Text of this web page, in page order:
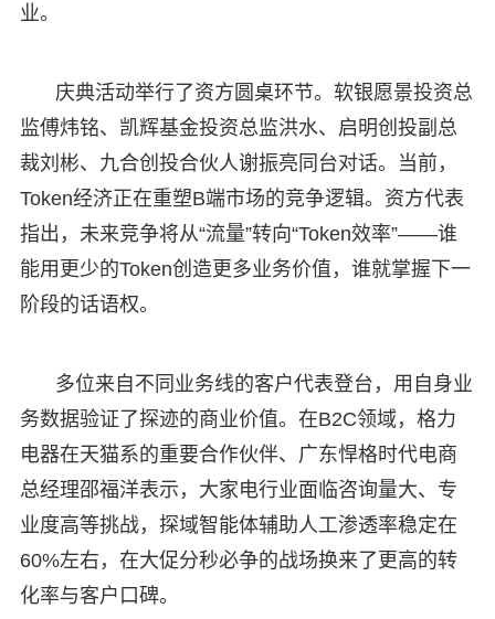
业。
庆典活动举行了资方圆桌环节。软银愿景投资总
监傅炜铭、凯辉基金投资总监洪水、启明创投副总
裁刘彬、九合创投合伙人谢振亮同台对话。当前，
Token经济正在重塑B端市场的竞争逻辑。资方代表
指出，未来竞争将从“流量”转向“Token效率”——谁
能用更少的Token创造更多业务价值，谁就掌握下一
阶段的话语权。
多位来自不同业务线的客户代表登台，用自身业
务数据验证了探迹的商业价值。在B2C领域，格力
电器在天猫系的重要合作伙伴、广东悍格时代电商
总经理邵福洋表示，大家电行业面临咨询量大、专
业度高等挑战，探域智能体辅助人工渗透率稳定在
60%左右，在大促分秒必争的战场换来了更高的转
化率与客户口碑。